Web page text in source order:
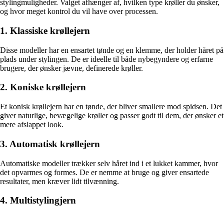
stylingmuligheder. Valget afhænger af, hvilken type krøller du ønsker,
og hvor meget kontrol du vil have over processen.
1. Klassiske krøllejern
Disse modeller har en ensartet tønde og en klemme, der holder håret på
plads under stylingen. De er ideelle til både nybegyndere og erfarne
brugere, der ønsker jævne, definerede krøller.
2. Koniske krøllejern
Et konisk krøllejern har en tønde, der bliver smallere mod spidsen. Det
giver naturlige, bevægelige krøller og passer godt til dem, der ønsker et
mere afslappet look.
3. Automatisk krøllejern
Automatiske modeller trækker selv håret ind i et lukket kammer, hvor
det opvarmes og formes. De er nemme at bruge og giver ensartede
resultater, men kræver lidt tilvænning.
4. Multistylingjern